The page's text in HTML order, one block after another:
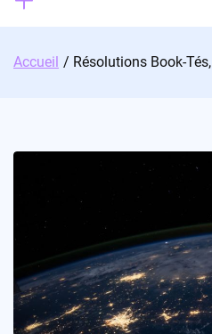
Accueil Résolutions Book-